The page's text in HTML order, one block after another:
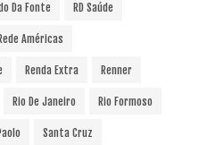
Da Fonte RD Saúde
Rede Américas
Renda Extra Renner
Rio De Janeiro Rio Formoso
Santa Cruz